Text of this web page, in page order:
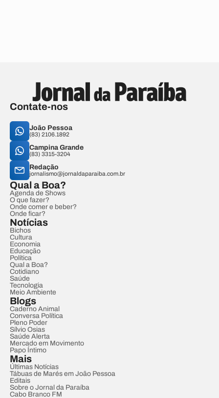
Contate-nos
João Pessoa
(83) 2106.1892
Campina Grande
(83) 3315-3204
Redação
jornalismo@jornaldaparaiba.com.br
Qual a Boa?
Agenda de Shows
O que fazer?
Onde comer e beber?
Onde ficar?
Notícias
Bichos
Cultura
Economia
Educação
Política
Qual a Boa?
Cotidiano
Saúde
Tecnologia
Meio Ambiente
Blogs
Caderno Animal
Conversa Política
Pleno Poder
Sílvio Osias
Saúde Alerta
Mercado em Movimento
Papo Íntimo
Mais
Últimas Notícias
Tábuas de Marés em João Pessoa
Editais
Sobre o Jornal da Paraíba
Cabo Branco FM